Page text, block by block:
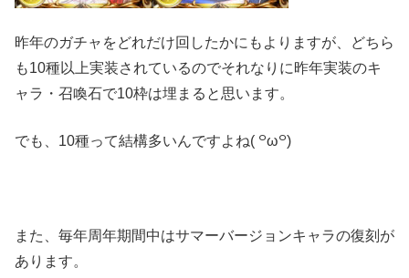
昨年のガチャをどれだけ回したかにもよりますが、
どちら
も10種以上実装されているのでそれなりに昨年実装のキ
ャラ・召喚石で10枠は埋まると思います。
でも、10種って結構多いんですよね( ꒪ω꒪)
また、毎年周年期間中はサマーバージョンキャラの復刻が
あります。